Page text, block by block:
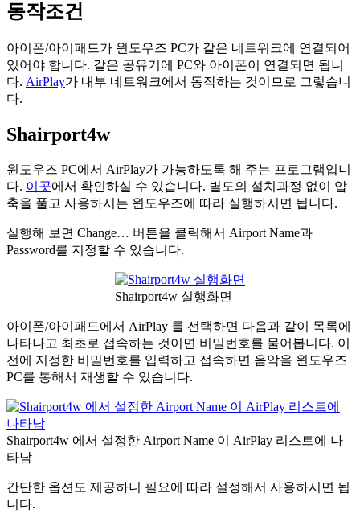
동작조건
아이폰/아이패드가 윈도우즈 PC가 같은 네트워크에 연결되어
있어야 합니다. 같은 공유기에 PC와 아이폰이 연결되면 됩니
다. AirPlay가 내부 네트워크에서 동작하는 것이므로 그렇습니
다.
Shairport4w
윈도우즈 PC에서 AirPlay가 가능하도록 해 주는 프로그램입니
다. 이곳에서 확인하실 수 있습니다. 별도의 설치과정 없이 압
축을 풀고 사용하시는 윈도우즈에 따라 실행하시면 됩니다.
실행해 보면 Change… 버튼을 클릭해서 Airport Name과
Password를 지정할 수 있습니다.
Shairport4w 실행화면
아이폰/아이패드에서 AirPlay 를 선택하면 다음과 같이 목록에
나타나고 최초로 접속하는 것이면 비밀번호를 물어봅니다. 이
전에 지정한 비밀번호를 입력하고 접속하면 음악을 윈도우즈
PC를 통해서 재생할 수 있습니다.
Shairport4w 에서 설정한 Airport Name 이 AirPlay 리스트에 나
타남
간단한 옵션도 제공하니 필요에 따라 설정해서 사용하시면 됩
니다.